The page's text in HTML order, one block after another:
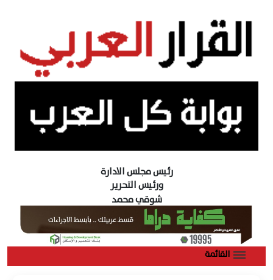
رئيس مجلس الادارة
ورئيس التحرير
شوقي محمد
القائمة